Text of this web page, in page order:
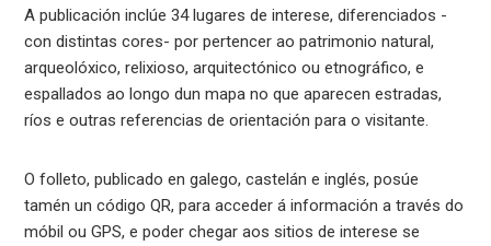
A publicación inclúe 34 lugares de interese, diferenciados -
con distintas cores- por pertencer ao patrimonio natural,
arqueolóxico, relixioso, arquitectónico ou etnográfico, e
espallados ao longo dun mapa no que aparecen estradas,
ríos e outras referencias de orientación para o visitante.
O folleto, publicado en galego, castelán e inglés, posúe
tamén un código QR, para acceder á información a través do
móbil ou GPS, e poder chegar aos sitios de interese se